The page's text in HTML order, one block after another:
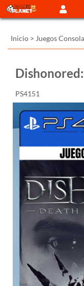
Inicio > Juegos Consola
PS4151